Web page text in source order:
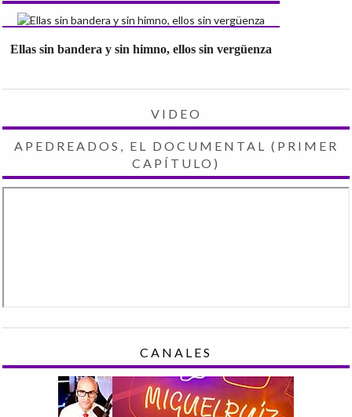
Ellas sin bandera y sin himno, ellos sin vergüenza
VIDEO
APEDREADOS, EL DOCUMENTAL (PRIMER
CAPÍTULO)
CANALES